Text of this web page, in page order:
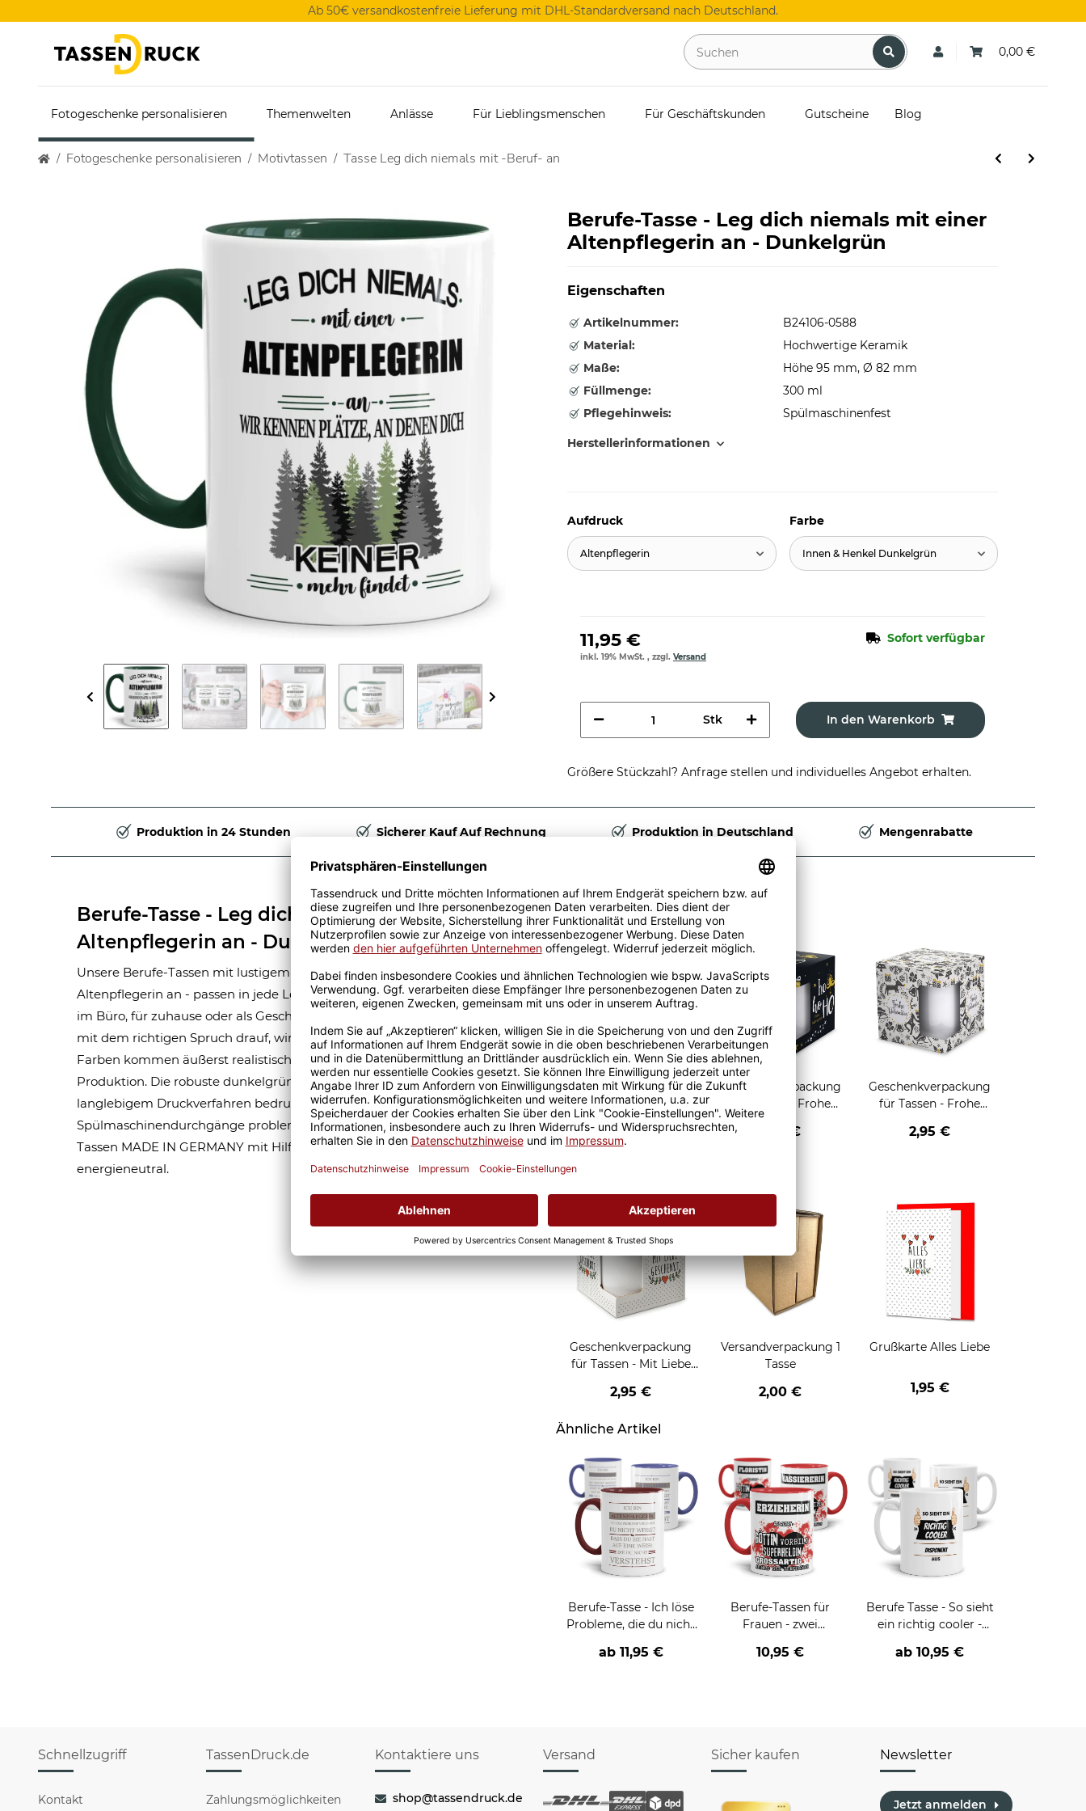
Ab 50€ versandkostenfreie Lieferung mit DHL-Standardversand nach Deutschland.
0,00 €
Fotogeschenke personalisieren Themenwelten Anlässe Für Lieblingsmenschen Für Geschäftskunden Gutscheine Blog
Fotogeschenke personalisieren Motivtassen Tasse Leg dich niemals mit -Beruf- an
Berufe-Tasse - Leg dich niemals mit einer
Altenpflegerin an - Dunkelgrün
Eigenschaften
Artikelnummer:
B24106-0588
Material:
Hochwertige Keramik
Maße:
Höhe 95 mm, Ø 82 mm
Füllmenge:
300 ml
Pflegehinweis:
Spülmaschinenfest
Herstellerinformationen
Aufdruck
Altenpflegerin
Farbe
Innen & Henkel Dunkelgrün
11,95 € Sofort verfügbar
inkl. 19% MwSt. , zzgl. Versand
Stk In den Warenkorb
Größere Stückzahl? Anfrage stellen und individuelles Angebot erhalten.
Produktion in 24 Stunden Sicherer Kauf Auf Rechnung Produktion in Deutschland Mengenrabatte
Berufe-Tasse - Leg dich niemals mit einer
Altenpflegerin an - Dunkelgrün
Unsere Berufe-Tassen mit lustigem Spruch - Leg dich niemals mit einer
Altenpflegerin an - passen in jede Lebenslage und zu jeder Situation. Ob
im Büro, für zuhause oder als Geschenk für die Liebsten oder den Kollegen;
mit dem richtigen Spruch drauf, wird sie zum neuen Lieblingsstück. Alle
Farben kommen äußerst realistisch, lebhaft und brillant glänzend aus der
Produktion. Die robuste dunkelgrüne Keramiktasse wird dabei mittels
langlebigem Druckverfahren bedruckt, wodurch das Motiv auch viele
Spülmaschinendurchgänge problemlos übersteht. Wir bedrucken unsere
Tassen MADE IN GERMANY mit Hilfe neuster Drucktechnologie und
energieneutral.
Passende Verpackungen
Geschenkverpackung
für Tassen - Frohe
Weihnachten - HO HO
HO - rot
2,95 €
Geschenkverpackung
für Tassen - Frohe
Weihnachten - HO HO
HO - schwarz
2,95 €
Geschenkverpackung
für Tassen - Frohe
2,95 €
Grußkarten zum Verschenken
Geschenkverpackung
für Tassen - Mit Liebe
2,95 €
Versandverpackung 1
Tasse
2,00 €
Grußkarte Alles Liebe
1,95 €
Ähnliche Artikel
Berufe-Tasse - Ich löse
Probleme, die du nicht
verschiedene Berufe
ab 11,95 €
Berufe-Tassen für
Frauen - zwei
10,95 €
Berufe Tasse - So sieht
ein richtig cooler -
ab10,95 €
Schnellzugriff
Kontakt
TassenDruck.de
Zahlungsmöglichkeiten
Kontaktiere uns
shop@tassendruck.de
Versand Sicher kaufen Newsletter
Jetzt anmelden